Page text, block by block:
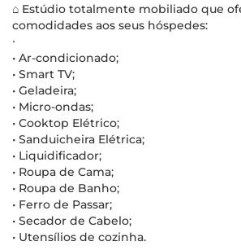
⌂ Estúdio totalmente mobiliado que
comodidades aos seus hóspedes:
∙
• Ar-condicionado;
• Smart TV;
• Geladeira;
• Micro-ondas;
• Cooktop Elétrico;
• Sanduicheira Elétrica;
• Liquidificador;
• Roupa de Cama;
• Roupa de Banho;
• Ferro de Passar;
• Secador de Cabelo;
• Utensílios de cozinha.